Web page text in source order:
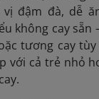
đậm đà, dễ
không cay sẵn
tương cay tùy
với cả trẻ nhỏ